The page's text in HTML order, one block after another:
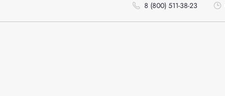
8 (800) 511-38-23